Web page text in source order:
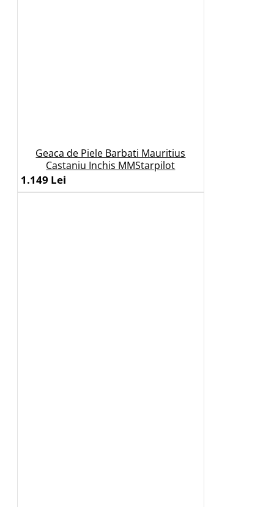
Geaca de Piele Barbati Mauritius
Castaniu Inchis MMStarpilot
1.149 Lei